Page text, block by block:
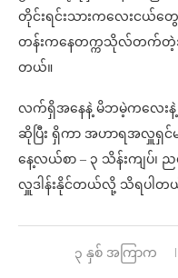
တိုင်းရင်းသားကလေးငယ်တွေ
တန်းကနေတက္ကသိုလ်တက်တဲ့အ
တယ်။
လက်ရှိအနေနဲ့ မိဘမဲ့ကလေးနဲ့
ဆိုပြီး ရှိကာ အဟာရအလှူရှင်မ
နေ့လယ်စာ – ၃ သိန်းကျပ်၊
လှူဒါန်းနိုင်တယ်လို့ သိရပါတ
၃ နှစ် အကြာက